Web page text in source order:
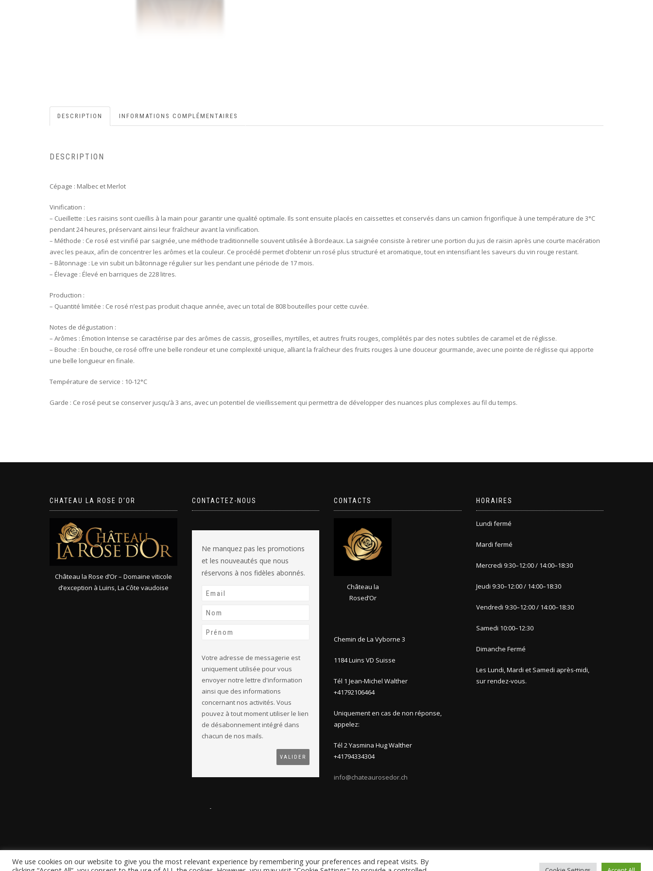
DESCRIPTION INFORMATIONS COMPLÉMENTAIRES
DESCRIPTION
Cépage : Malbec et Merlot
Vinification :
– Cueillette : Les raisins sont cueillis à la main pour garantir une qualité optimale. Ils sont ensuite placés en caissettes et conservés dans un camion frigorifique à une température de 3°C
pendant 24 heures, préservant ainsi leur fraîcheur avant la vinification.
– Méthode : Ce rosé est vinifié par saignée, une méthode traditionnelle souvent utilisée à Bordeaux. La saignée consiste à retirer une portion du jus de raisin après une courte macération
avec les peaux, afin de concentrer les arômes et la couleur. Ce procédé permet d’obtenir un rosé plus structuré et aromatique, tout en intensifiant les saveurs du vin rouge restant.
– Bâtonnage : Le vin subit un bâtonnage régulier sur lies pendant une période de 17 mois.
– Élevage : Élevé en barriques de 228 litres.
Production :
– Quantité limitée : Ce rosé n’est pas produit chaque année, avec un total de 808 bouteilles pour cette cuvée.
Notes de dégustation :
– Arômes : Émotion Intense se caractérise par des arômes de cassis, groseilles, myrtilles, et autres fruits rouges, complétés par des notes subtiles de caramel et de réglisse.
– Bouche : En bouche, ce rosé offre une belle rondeur et une complexité unique, alliant la fraîcheur des fruits rouges à une douceur gourmande, avec une pointe de réglisse qui apporte
une belle longueur en finale.
Température de service : 10-12°C
Garde : Ce rosé peut se conserver jusqu’à 3 ans, avec un potentiel de vieillissement qui permettra de développer des nuances plus complexes au fil du temps.
CHATEAU LA ROSE D’OR
Château la Rose d’Or – Domaine viticole
d’exception à Luins, La Côte vaudoise
CONTACTEZ-NOUS
Ne manquez pas les promotions
et les nouveautés que nous
réservons à nos fidèles abonnés.
Votre adresse de messagerie est
uniquement utilisée pour vous
envoyer notre lettre d'information
ainsi que des informations
concernant nos activités. Vous
pouvez à tout moment utiliser le lien
de désabonnement intégré dans
chacun de nos mails.
CONTACTS
Château la
Rosed’Or
Chemin de La Vyborne 3
1184 Luins VD Suisse
Tél 1 Jean-Michel Walther
+41792106464
Uniquement en cas de non réponse,
appelez:
Tél 2 Yasmina Hug Walther
+41794334304
info@chateaurosedor.ch
HORAIRES
Lundi fermé
Mardi fermé
Mercredi 9:30–12:00 / 14:00–18:30
Jeudi 9:30–12:00 / 14:00–18:30
Vendredi 9:30–12:00 / 14:00–18:30
Samedi 10:00–12:30
Dimanche Fermé
Les Lundi, Mardi et Samedi après-midi,
sur rendez-vous.
We use cookies on our website to give you the most relevant experience by remembering your preferences and repeat visits. By